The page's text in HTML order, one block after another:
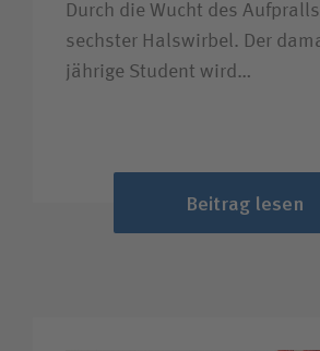
Durch die Wucht des
sechster Halswirbel. Der
jährige Student wird…
Beitrag lesen